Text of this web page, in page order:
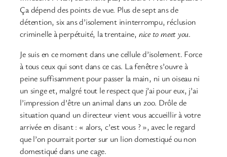
Ça dépend des points de vue. Plus de sept ans de
détention, six ans d’isolement ininterrompu, réclusion
criminelle à perpétuité, la trentaine, nice to meet you.
Je suis en ce moment dans une cellule d’isolement. Force
à tous ceux qui sont dans ce cas. La fenêtre s’ouvre à
peine suffisamment pour passer la main, ni un oiseau ni
un singe et, malgré tout le respect que j’ai pour eux, j’ai
l’impression d’être un animal dans un zoo. Drôle de
situation quand un directeur vient vous accueillir à votre
arrivée en disant : « alors, c’est vous ? », avec le regard
que l’on pourrait porter sur un lion domestiqué ou non
domestiqué dans une cage.